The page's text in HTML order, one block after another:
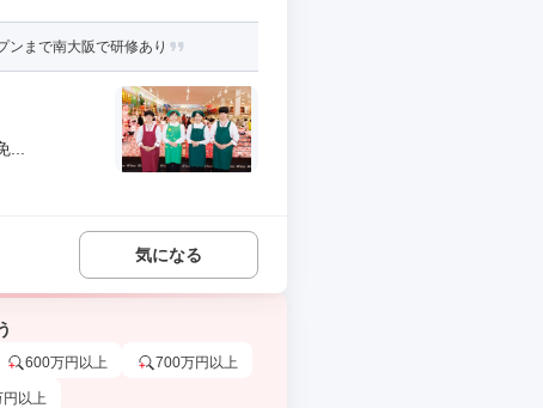
ンまで南大阪で研修あり
気になる
600万円以上 700万円以上
円以上